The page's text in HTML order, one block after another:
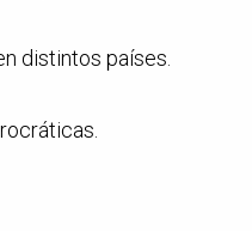
distintos países.